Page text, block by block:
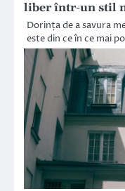
liber într-un stil
Dorința de a savura
este din ce în ce mai